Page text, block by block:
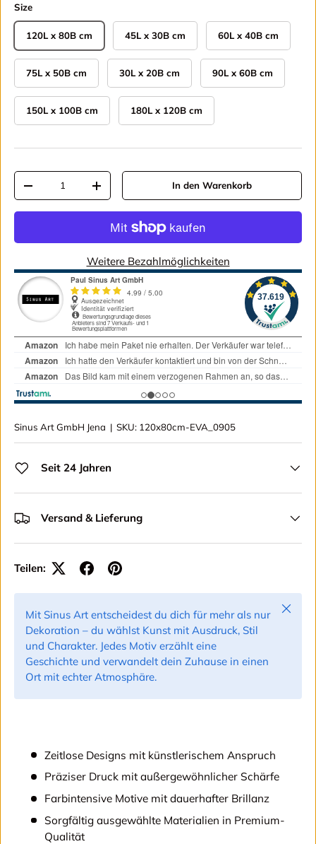
Size
120L x 80B cm 45L x 30B cm 60L x 40B cm
75L x 50B cm 30L x 20B cm 90L x 60B cm
150L x 100B cm 180L x 120B cm
Anzahl
Menge verringernMenge erhöhen In den Warenkorb
Weitere Bezahlmöglichkeiten
Sinus Art GmbH Jena | SKU: 120x80cm-EVA_0905
Seit 24 Jahren
Versand & Lieferung
Teilen:
Mit Sinus Art entscheidest du dich für mehr als nur
Dekoration – du wählst Kunst mit Ausdruck, Stil
und Charakter. Jedes Motiv erzählt eine
Geschichte und verwandelt dein Zuhause in einen
Ort mit echter Atmosphäre.
Zeitlose Designs mit künstlerischem Anspruch
Präziser Druck mit außergewöhnlicher Schärfe
Farbintensive Motive mit dauerhafter Brillanz
Sorgfältig ausgewählte Materialien in Premium-
Qualität